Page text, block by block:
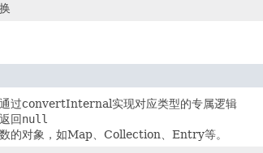
过convertInternal实现对应类型的专属逻辑
回null
的对象，如Map、Collection、Entry等。